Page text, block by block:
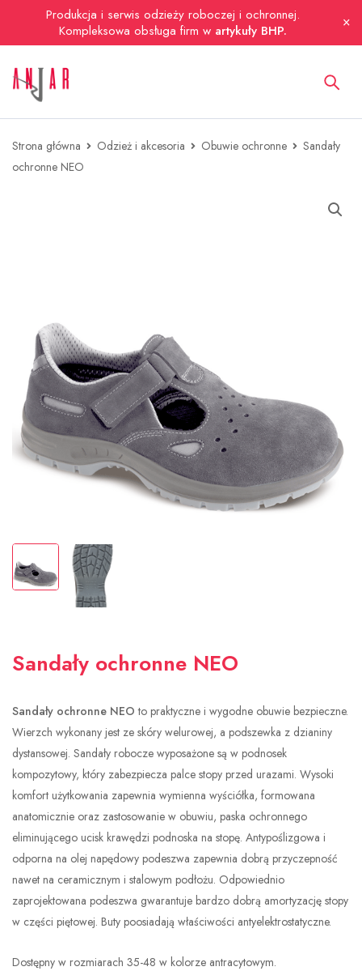
Produkcja i serwis odzieży roboczej i ochronnej.
Kompleksowa obsługa firm w artykuły BHP.
Strona główna Odzież i akcesoria Obuwie ochronne
Sandały
ochronne NEO
Sandały ochronne NEO
Sandały ochronne NEO to praktyczne i wygodne obuwie bezpieczne.
Wierzch wykonany jest ze skóry welurowej, a podszewka z dzianiny
dystansowej. Sandały robocze wyposażone są w podnosek
kompozytowy, który zabezpiecza palce stopy przed urazami. Wysoki
komfort użytkowania zapewnia wymienna wyściółka, formowana
anatomicznie oraz zastosowanie w obuwiu, paska ochronnego
eliminującego ucisk krawędzi podnoska na stopę. Antypoślizgowa i
odporna na olej napędowy podeszwa zapewnia dobrą przyczepność
nawet na ceramicznym i stalowym podłożu. Odpowiednio
zaprojektowana podeszwa gwarantuje bardzo dobrą amortyzację stopy
w części piętowej. Buty poosiadają właściwości antyelektrostatyczne.
Dostępny w rozmiarach 35-48 w kolorze antracytowym.